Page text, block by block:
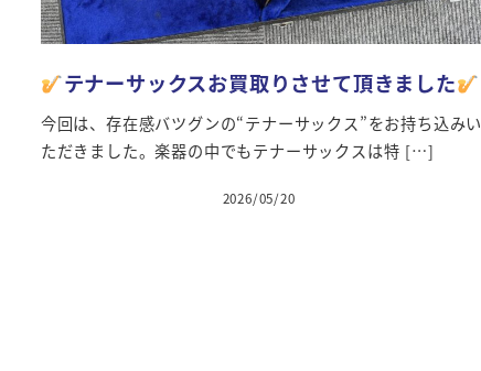
テナーサックスお買取りさせて頂きました
今回は、存在感バツグンの“テナーサックス”をお持ち込みい
ただきました。楽器の中でもテナーサックスは特 […]
投稿日
2026/05/20